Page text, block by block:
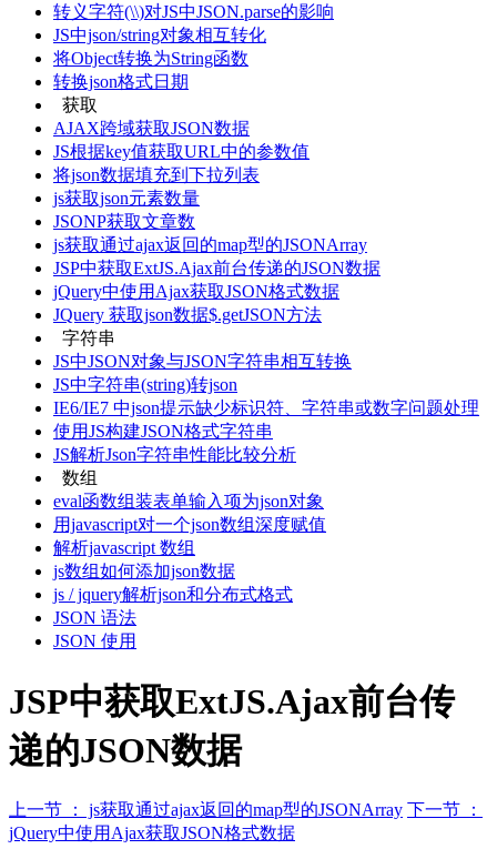
转义字符(\\)对JS中JSON.parse的影响
JS中json/string对象相互转化
将Object转换为String函数
转换json格式日期
获取
AJAX跨域获取JSON数据
JS根据key值获取URL中的参数值
将json数据填充到下拉列表
js获取json元素数量
JSONP获取文章数
js获取通过ajax返回的map型的JSONArray
JSP中获取ExtJS.Ajax前台传递的JSON数据
jQuery中使用Ajax获取JSON格式数据
JQuery 获取json数据$.getJSON方法
字符串
JS中JSON对象与JSON字符串相互转换
JS中字符串(string)转json
IE6/IE7 中json提示缺少标识符、字符串或数字问题处理
使用JS构建JSON格式字符串
JS解析Json字符串性能比较分析
数组
eval函数组装表单输入项为json对象
用javascript对一个json数组深度赋值
解析javascript 数组
js数组如何添加json数据
js / jquery解析json和分布式格式
JSON 语法
JSON 使用
JSP中获取ExtJS.Ajax前台传
递的JSON数据
上一节 ： js获取通过ajax返回的map型的JSONArray 下一节 ：
jQuery中使用Ajax获取JSON格式数据